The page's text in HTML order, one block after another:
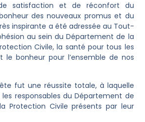
satisfaction et de réconfort du
des nouveaux promus et du
inspirante a été adressée au Tout-
au sein du Département de la
Civile, la santé pour tous les
bonheur pour l’ensemble de nos
fut une réussite totale, à laquelle
responsables du Département de
Protection Civile présents par leur